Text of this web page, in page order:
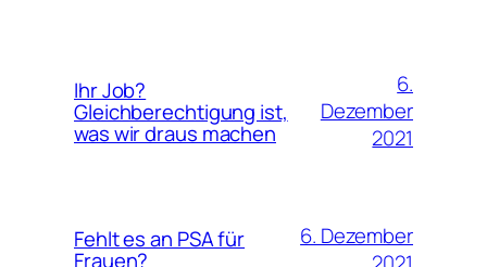
Ihr Job?
Gleichberechtigung ist,
was wir draus machen
6.
Dezember
2021
Fehlt es an PSA für
Frauen?
6. Dezember